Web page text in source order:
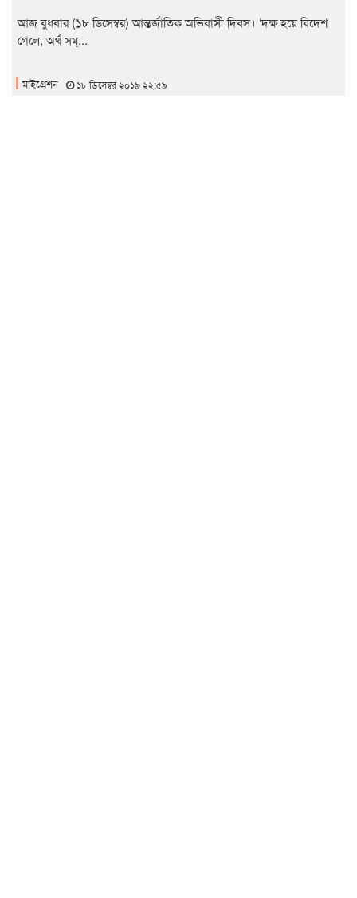
আজ বুধবার (১৮ ডিসেম্বর) আন্তর্জাতিক অভিবাসী দিবস। ‘দক্ষ হয়ে বিদেশ
গেলে, অর্থ সম্...
মাইগ্রেশন ১৮ ডিসেম্বর ২০১৯ ২২:৫৯